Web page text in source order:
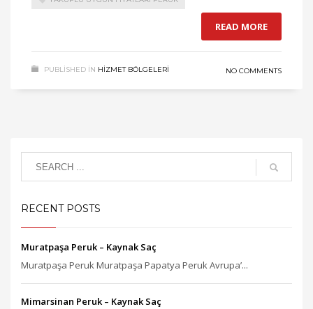
READ MORE
PUBLISHED IN HIZMET BÖLGELERI NO COMMENTS
RECENT POSTS
Muratpaşa Peruk – Kaynak Saç
Muratpaşa Peruk Muratpaşa Papatya Peruk Avrupa’...
Mimarsinan Peruk – Kaynak Saç